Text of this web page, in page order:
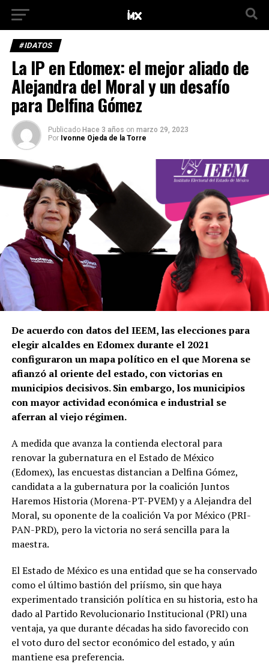
#IDATOS
La IP en Edomex: el mejor aliado de
Alejandra del Moral y un desafío
para Delfina Gómez
Publicado Hace 3 años on marzo 29, 2023
Por Ivonne Ojeda de la Torre
De acuerdo con datos del IEEM, las elecciones para
elegir alcaldes en Edomex durante el 2021
configuraron un mapa político en el que Morena se
afianzó al oriente del estado, con victorias en
municipios decisivos. Sin embargo, los municipios
con mayor actividad económica e industrial se
aferran al viejo régimen.
A medida que avanza la contienda electoral para
renovar la gubernatura en el Estado de México
(Edomex), las encuestas distancian a Delfina Gómez,
candidata a la gubernatura por la coalición Juntos
Haremos Historia (Morena-PT-PVEM) y a Alejandra del
Moral, su oponente de la coalición Va por México (PRI-
PAN-PRD), pero la victoria no será sencilla para la
maestra.
El Estado de México es una entidad que se ha conservado
como el último bastión del priísmo, sin que haya
experimentado transición política en su historia, esto ha
dado al Partido Revolucionario Institucional (PRI) una
ventaja, ya que durante décadas ha sido favorecido con
el voto duro del sector económico del estado, y aún
mantiene esa preferencia.